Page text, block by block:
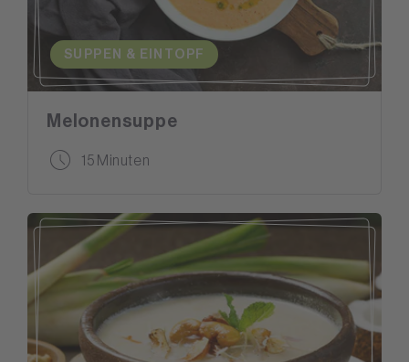
SUPPEN & EINTOPF
Melonensuppe
15 Minuten